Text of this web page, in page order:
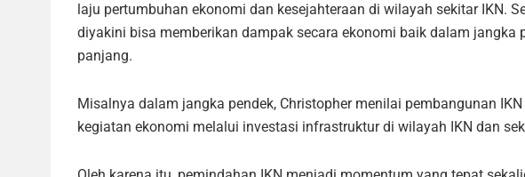
laju pertumbuhan ekonomi dan kesejahteraan di wilayah sekitar IKN.
diyakini bisa memberikan dampak secara ekonomi baik dalam jangka
panjang.
Misalnya dalam jangka pendek, Christopher menilai pembangunan
kegiatan ekonomi melalui investasi infrastruktur di wilayah IKN dan